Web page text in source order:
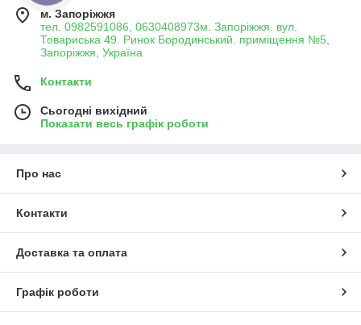
м. Запоріжжя
тел. 0982591086, 0630408973м. Запоріжжя. вул.
Товариська 49. Ринок Бородинський. приміщення №5,
Запоріжжя, Україна
Контакти
Сьогодні вихідний
Показати весь графік роботи
Про нас
Контакти
Доставка та оплата
Графік роботи